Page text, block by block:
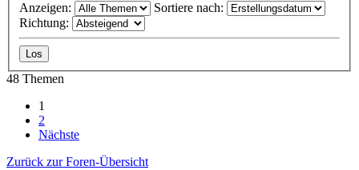
Anzeigen:
Sortiere nach:
Richtung:
48 Themen
1
2
Nächste
Zurück zur Foren-Übersicht